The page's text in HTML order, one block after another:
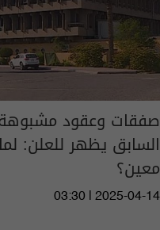
صفقات وعقود
السابق يظهر للعلن:
معين؟
03:30 | 2025-04-14